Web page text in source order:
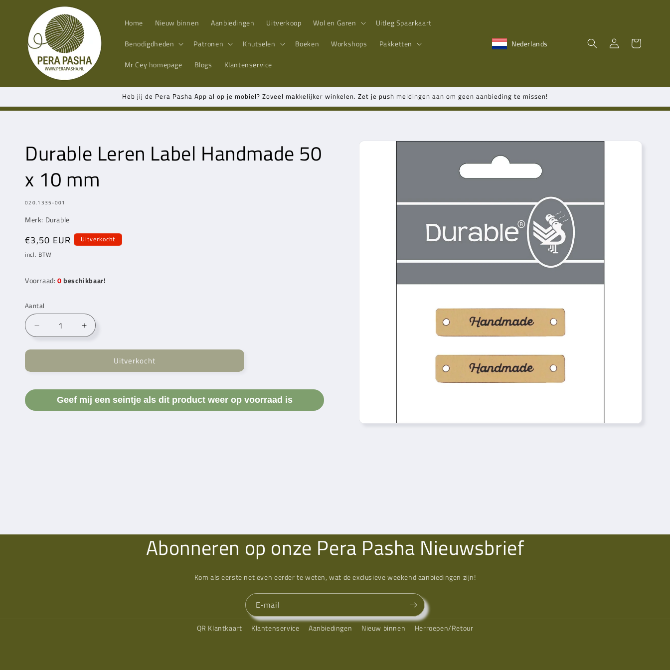
content Home Nieuw binnen Aanbiedingen Uitverkoop Wol en Garen
Uitleg Spaarkaart
Benodigdheden
Patronen Knutselen Boeken Workshops
Pakketten
Mr Cey homepage Blogs Klantenservice
Nederlands InloggenWinkelwagen
Heb jij de Pera Pasha App al op je mobiel? Zoveel makkelijker winkelen. Zet je push meldingen aan om geen aanbieding te missen!
Durable Leren Label Handmade 50
x 10 mm
MODEL:
020.1335-001
Merk: Durable
Normale
prijs
€3,50 EUR
Uitverkocht
incl. BTW
Voorraad: 0 beschikbaar!
Aantal
Aantal
verlagen
voor
Leren
Handmade
x
Aantal
verhogen
voor
Durable
Leren
Handmade
50
x
Uitverkocht
Geef mij een seintje als dit product weer op voorraad is
Abonneren op onze Pera Pasha Nieuwsbrief
Kom als eerste net even eerder te weten, wat de exclusieve weekend aanbiedingen zijn!
E‑mail
QR Klantkaart Klantenservice Aanbiedingen Nieuw binnen Herroepen/Retour